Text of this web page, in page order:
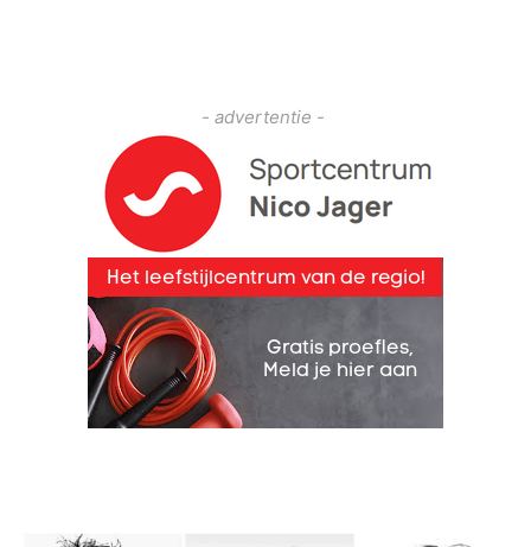
- advertentie -